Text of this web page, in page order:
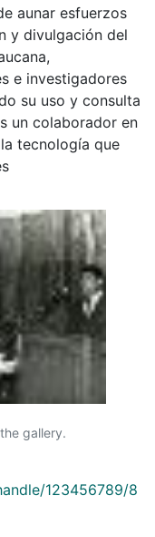
aunar esfuerzos
y divulgación del
e investigadores
su uso y consulta
un colaborador en
tecnología que
gallery.
123456789/8